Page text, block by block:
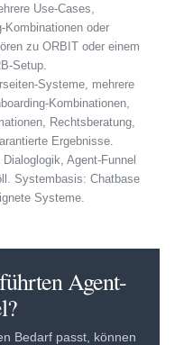
Use-Cases,
Kombinationen oder
zu ORBIT oder einem
Setup.
Systeme, mehrere
Kombinationen,
Rechtsberatung,
Ergebnisse.
Agent-Funnel
Systembasis: Chatbase
Systeme.
Agent-
Bedarf passt, können